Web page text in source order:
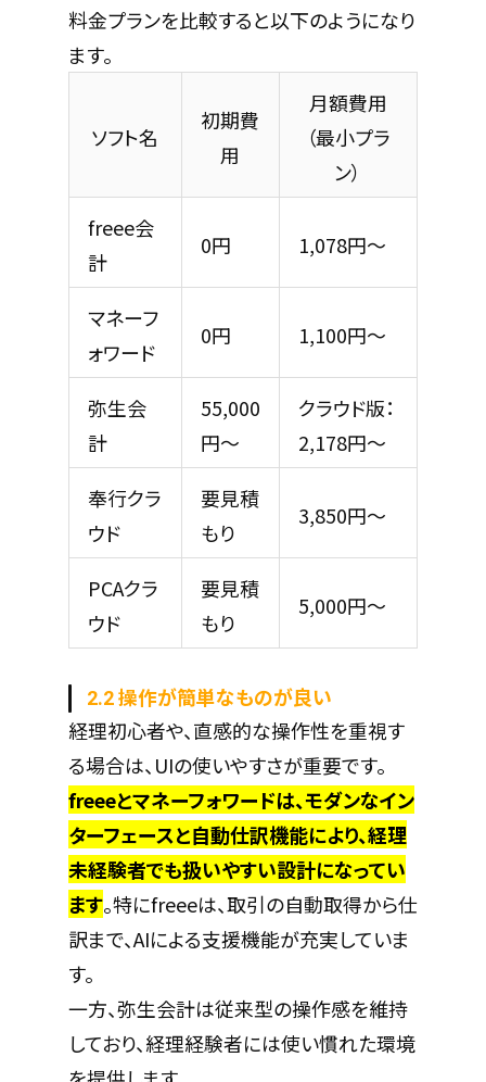
料金プランを比較すると以下のようになり
ます。
ソフト名
初期費
用
月額費用
（最小プラ
ン）
freee会
計
0円 1,078円～
マネーフ
ォワード
0円 1,100円～
弥生会
計
55,000
円～
クラウド版：
2,178円～
奉行クラ
ウド
要見積
もり
3,850円～
PCAクラ
ウド
要見積
もり
5,000円～
2.2 操作が簡単なものが良い
経理初心者や、直感的な操作性を重視す
る場合は、UIの使いやすさが重要です。
freeeとマネーフォワードは、モダンなイン
ターフェースと自動仕訳機能により、経理
未経験者でも扱いやすい設計になってい
ます。特にfreeeは、取引の自動取得から仕
訳まで、AIによる支援機能が充実していま
す。
一方、弥生会計は従来型の操作感を維持
しており、経理経験者には使い慣れた環境